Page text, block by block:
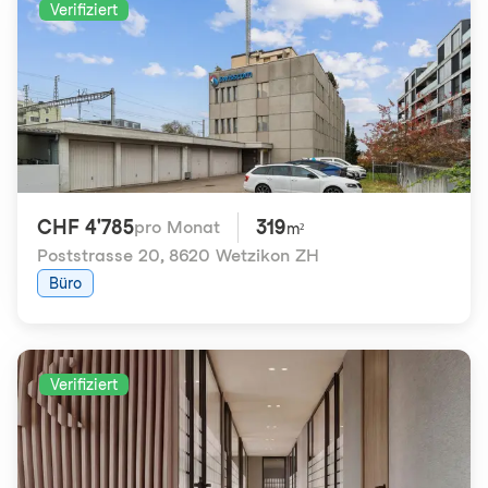
Verifiziert
CHF 4'785pro Monat 319m²
Poststrasse 20, 8620 Wetzikon ZH
Büro
Verifiziert